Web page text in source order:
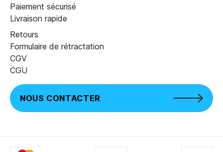
Paiement sécurisé
Livraison rapide
Retours
Formulaire de rétractation
CGV
CGU
NOUS CONTACTER